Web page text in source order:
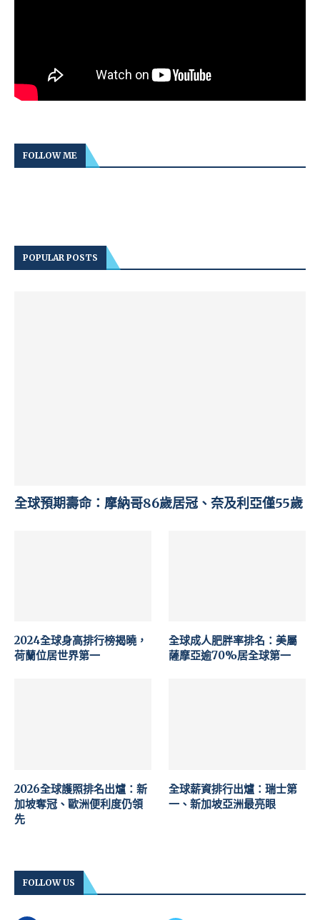
FOLLOW ME
POPULAR POSTS
全球預期壽命：摩納哥86歲居冠、奈及利亞僅55歲
2024全球身高排行榜揭曉，
荷蘭位居世界第一
全球成人肥胖率排名：美屬
薩摩亞逾70%居全球第一
2026全球護照排名出爐：新
加坡奪冠、歐洲便利度仍領
先
全球薪資排行出爐：瑞士第
一、新加坡亞洲最亮眼
FOLLOW US